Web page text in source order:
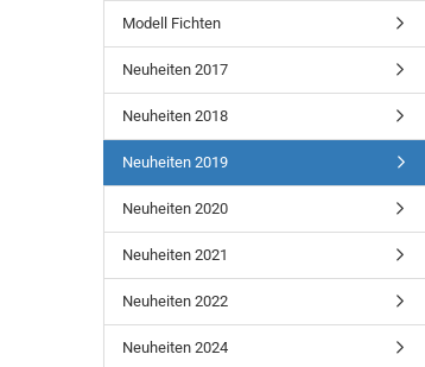
Modell Fichten
Neuheiten 2017
Neuheiten 2018
Neuheiten 2019
Neuheiten 2020
Neuheiten 2021
Neuheiten 2022
Neuheiten 2024